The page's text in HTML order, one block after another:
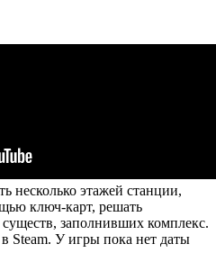
несколько этажей станции,
ключ-карт, решать
заполнивших комплекс.
в Steam. У игры пока нет даты